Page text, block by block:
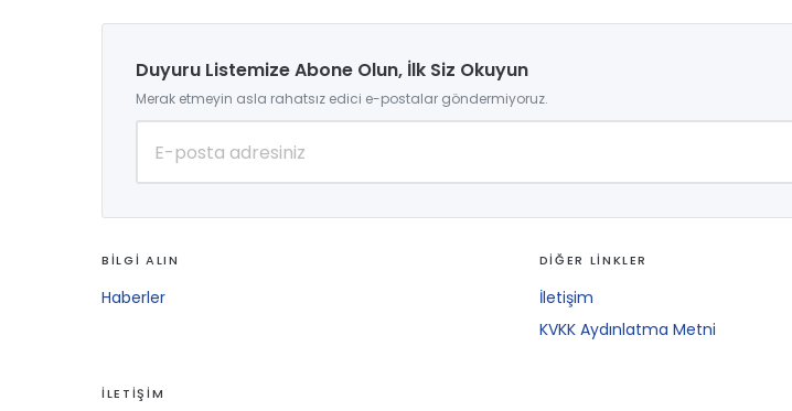
Duyuru Listemize Abone Olun, İlk Siz Okuyun
Merak etmeyin asla rahatsız edici e-postalar göndermiyoruz.
BİLGİ ALIN
Haberler
DİĞER LİNKLER
İletişim
KVKK Aydınlatma Metni
İLETİŞİM